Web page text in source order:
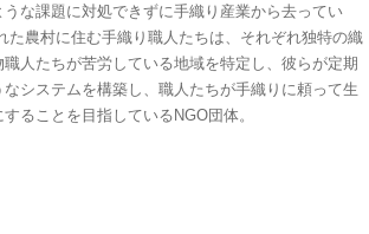
な課題に対処できずに手織り産業から去ってい
た農村に住む手織り職人たちは、それぞれ独特の織
人たちが苦労している地域を特定し、彼らが定期
システムを構築し、職人たちが手織りに頼って生
ることを目指しているNGO団体。